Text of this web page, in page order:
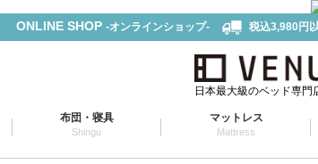
ONLINE SHOP -オンラインショップ- 税込3,980円
日本最大級のベッド専
布団・寝具
Shingu
マットレス
Mattress